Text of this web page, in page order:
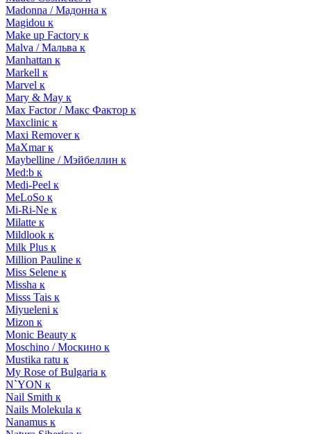
Madonna / Мадонна к
Magidou к
Make up Factory к
Malva / Мальва к
Manhattan к
Markell к
Marvel к
Mary & May к
Max Factor / Макс Фактор к
Maxclinic к
Maxi Remover к
MaXmar к
Maybelline / Мэйбеллин к
Med:b к
Medi-Peel к
MeLoSo к
Mi-Ri-Ne к
Milatte к
Mildlook к
Milk Plus к
Million Pauline к
Miss Selene к
Missha к
Misss Tais к
Miyueleni к
Mizon к
Monic Beauty к
Moschino / Москино к
Mustika ratu к
My Rose of Bulgaria к
N`YON к
Nail Smith к
Nails Molekula к
Nanamus к